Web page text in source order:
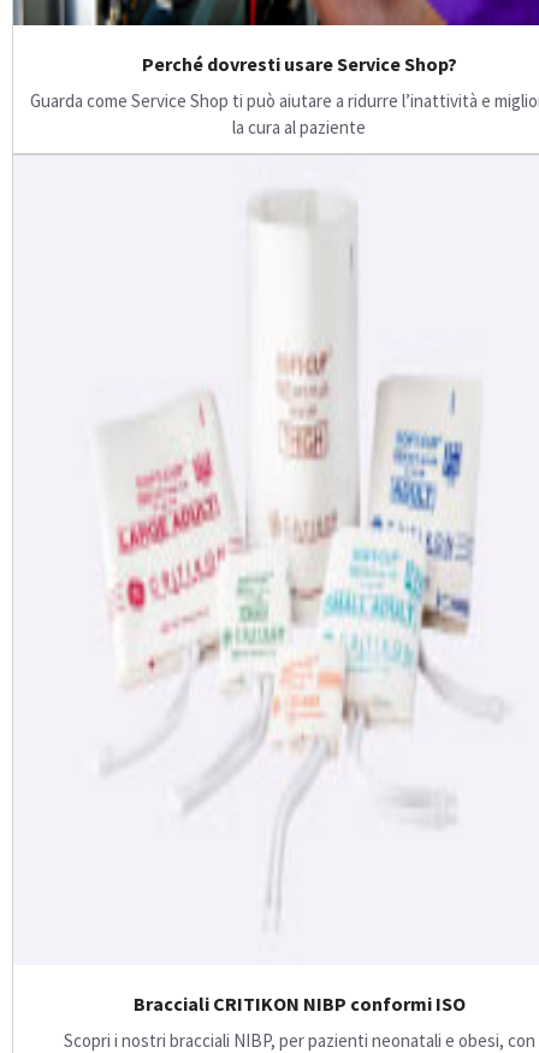
Perché dovresti usare Service Shop?
Guarda come Service Shop ti può aiutare a ridurre l’inattività e
la cura al paziente
Bracciali CRITIKON NIBP conformi ISO
Scopri i nostri bracciali NIBP, per pazienti neonatali e obesi, con